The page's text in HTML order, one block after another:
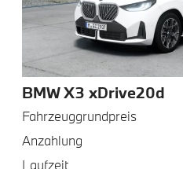
BMW X3 xDrive20d
Fahrzeuggrundpreis
Anzahlung
Laufzeit